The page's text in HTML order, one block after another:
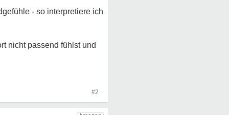
- so interpretiere ich
nicht passend fühlst und
#2